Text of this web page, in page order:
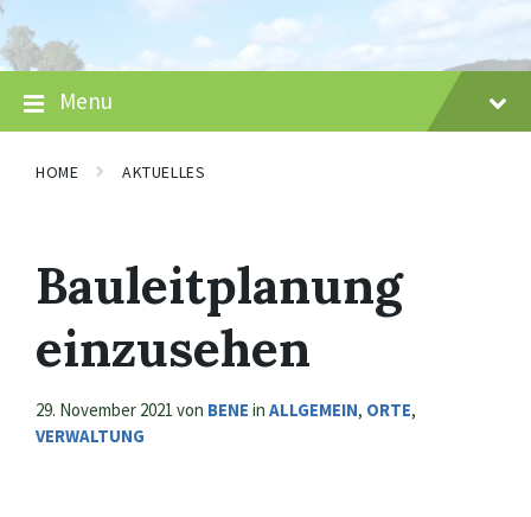
Skip
to
content
Skip
to
main
navigation
Skip
to
footer
Menu
HOME AKTUELLES
Bauleitplanung
einzusehen
29. November 2021 von BENE in ALLGEMEIN, ORTE,
VERWALTUNG